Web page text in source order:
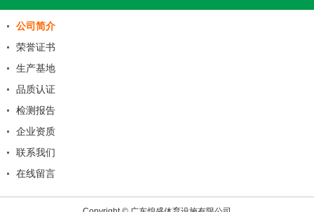
公司简介
荣誉证书
生产基地
品质认证
检测报告
企业资质
联系我们
在线留言